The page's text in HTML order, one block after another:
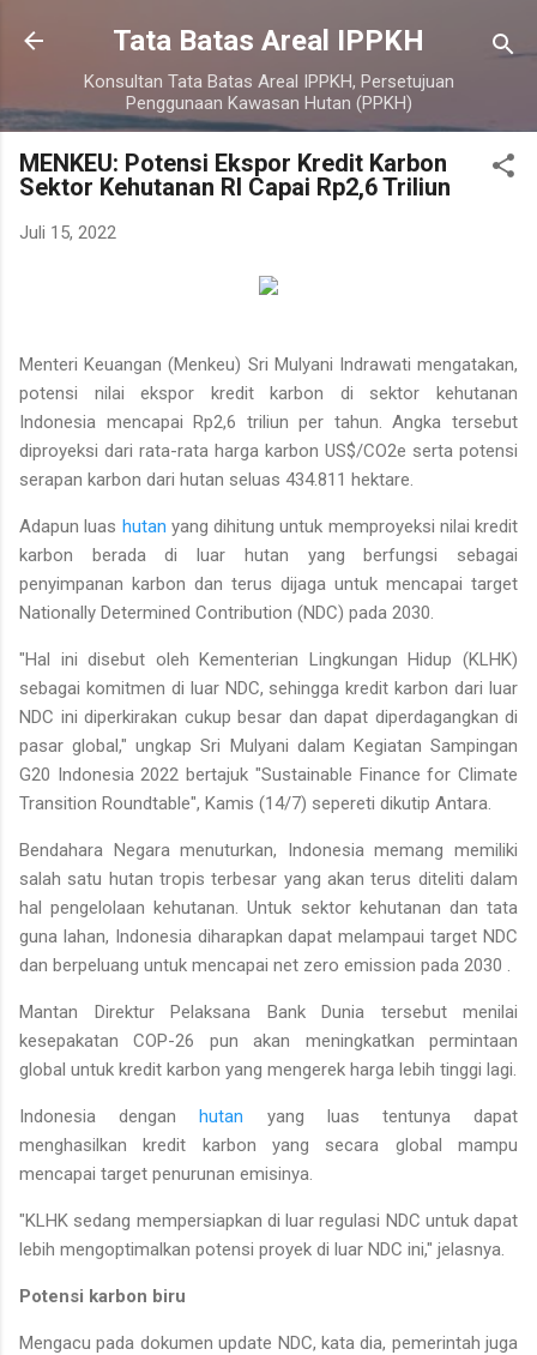
Langsung ke konten utama
Tata Batas Areal IPPKH
Konsultan Tata Batas Areal IPPKH, Persetujuan
Penggunaan Kawasan Hutan (PPKH)
MENKEU: Potensi Ekspor Kredit Karbon
Sektor Kehutanan RI Capai Rp2,6 Triliun
Juli 15, 2022
Menteri Keuangan (Menkeu) Sri Mulyani Indrawati mengatakan,
potensi nilai ekspor kredit karbon di sektor kehutanan
Indonesia mencapai Rp2,6 triliun per tahun. Angka tersebut
diproyeksi dari rata-rata harga karbon US$/CO2e serta potensi
serapan karbon dari hutan seluas 434.811 hektare.
Adapun luas hutan yang dihitung untuk memproyeksi nilai kredit
karbon berada di luar hutan yang berfungsi sebagai
penyimpanan karbon dan terus dijaga untuk mencapai target
Nationally Determined Contribution (NDC) pada 2030.
"Hal ini disebut oleh Kementerian Lingkungan Hidup (KLHK)
sebagai komitmen di luar NDC, sehingga kredit karbon dari luar
NDC ini diperkirakan cukup besar dan dapat diperdagangkan di
pasar global," ungkap Sri Mulyani dalam Kegiatan Sampingan
G20 Indonesia 2022 bertajuk "Sustainable Finance for Climate
Transition Roundtable", Kamis (14/7) sepereti dikutip Antara.
Bendahara Negara menuturkan, Indonesia memang memiliki
salah satu hutan tropis terbesar yang akan terus diteliti dalam
hal pengelolaan kehutanan. Untuk sektor kehutanan dan tata
guna lahan, Indonesia diharapkan dapat melampaui target NDC
dan berpeluang untuk mencapai net zero emission pada 2030 .
Mantan Direktur Pelaksana Bank Dunia tersebut menilai
kesepakatan COP-26 pun akan meningkatkan permintaan
global untuk kredit karbon yang mengerek harga lebih tinggi lagi.
Indonesia denganhutan yang luas tentunya dapat
menghasilkan kredit karbon yang secara global mampu
mencapai target penurunan emisinya.
"KLHK sedang mempersiapkan di luar regulasi NDC untuk dapat
lebih mengoptimalkan potensi proyek di luar NDC ini," jelasnya.
Potensi karbon biru
Mengacu pada dokumen update NDC, kata dia, pemerintah juga